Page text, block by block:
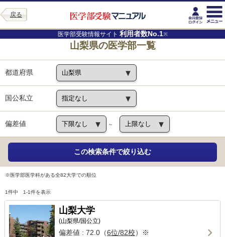
戻る
医学部受験情報サイト 利用者数No.1※
山梨県の医学部一覧
都道府県
国公私立
偏差値 ～
※医学部医学科がある全82大学での順位
1件中 1-1件を表示
山梨大学
(山梨県/国公立)
偏差値 : 72.0（6位/82校）※